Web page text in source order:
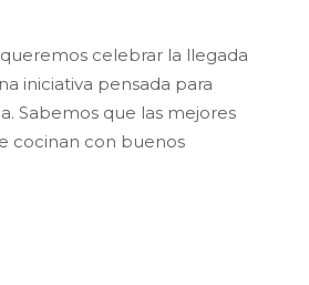
queremos celebrar la llegada
iniciativa pensada para
Sabemos que las mejores
cocinan con buenos